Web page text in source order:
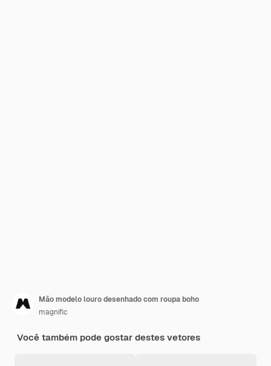
Mão modelo louro desenhado com roupa boho
magnific
Você também pode gostar destes vetores